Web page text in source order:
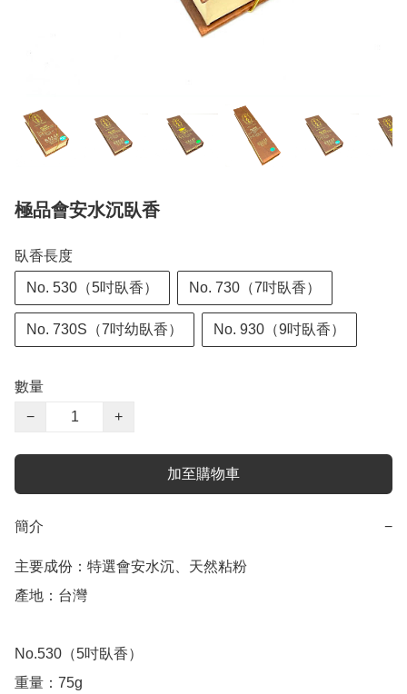
極品會安水沉臥香
臥香長度
No. 530（5吋臥香） No. 730（7吋臥香）
No. 730S（7吋幼臥香） No. 930（9吋臥香）
數量
−
+
加至購物車
簡介 −
主要成份：特選會安水沉、天然粘粉
產地：台灣
No.530（5吋臥香）
重量：75g